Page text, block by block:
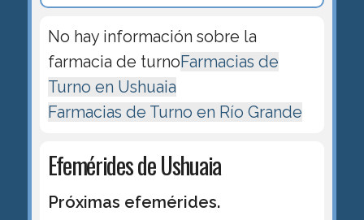
No hay información sobre la
farmacia de turnoFarmacias de
Turno en Ushuaia
Farmacias de Turno en Río Grande
Efemérides de Ushuaia
Próximas efemérides.